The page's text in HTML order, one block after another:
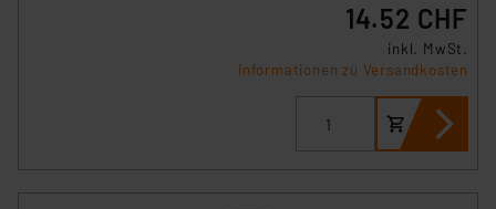
14.52 CHF
inkl. MwSt.
Informationen zu Versandkosten